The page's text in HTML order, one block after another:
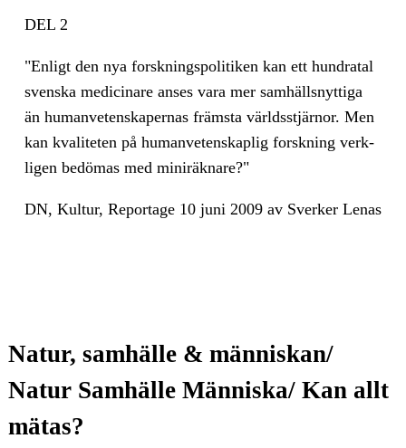
DEL 2
"En­ligt den nya forsk­nings­po­li­ti­ken kan ett hund­ra­tal
­svens­ka me­di­ci­na­re an­ses vara mer sam­hälls­nyt­ti­ga
än hu­man­ve­ten­ska­per­nas främs­ta världs­stjär­nor. Men
kan kva­li­te­ten på hu­man­ve­ten­skap­lig forsk­ning verk­
li­gen be­dö­mas med mi­niräk­na­re?"
DN, Kul­tur, Re­por­tage 10 juni 2009 av Sver­ker Le­nas
Natur, samhälle & människan/
Natur Samhälle Människa/ Kan allt
mätas?